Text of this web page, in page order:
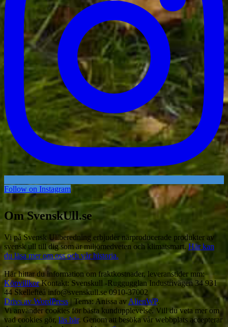
Follow on Instagram
Om SvenskUll.se
Vi på Svensk Ullberedning erbjuder närproducerade produkter av
svensk ull till dig som är miljömedveten och klimatsmart. Här kan
du läsa mer om oss och vår historia.
Här hittar du information om fraktkostnader, leveranstider mm:
KöpvillkorKontakt: Svenskull -Ruggugglan Industrivägen 34 931
44 Skellefteå info@svenskull.se 0910-37002
Drivs av WordPress | Tema: Anissa av AlienWP.
Vi använder cookies för bästa kundupplevelse. Vill du veta mer om
vad cookies gör, läs här. Genom att besöka vår webbplats accepterar